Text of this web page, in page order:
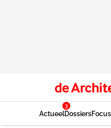
Actueel
3
DossiersFocus